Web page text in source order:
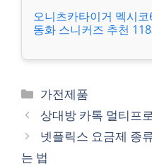
오니츠카타이거 멕시
동화 스니커즈 추천
카
테
고
리
가전제품
상대방 카톡 멀티프
넷플릭스 요금제 종
는 법